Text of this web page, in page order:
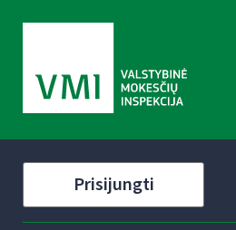
Prisijungti